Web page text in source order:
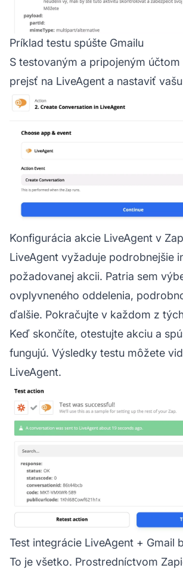
Príklad testu spúšte Gmailu
S testovaným a pripojeným účtom
prejsť na LiveAgent a nastaviť
Konfigurácia akcie LiveAgent v
LiveAgent vyžaduje podrobnejšie
požadovanej akcii. Patria sem
ovplyvneného oddelenia,
ďalšie. Pokračujte v každom z
Keď skončíte, otestujte akciu a
fungujú. Výsledky testu môžete
LiveAgent.
Test integrácie LiveAgent + Gmail
To je všetko. Prostredníctvom